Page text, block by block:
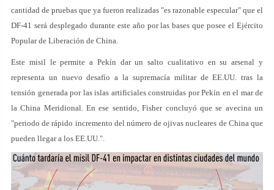
cantidad de pruebas que ya fueron realizadas "es razonable especular" que el
DF-41 será desplegado durante este año por las bases que posee el Ejército
Popular de Liberación de China.
Este misil le permite a Pekín dar un salto cualitativo en su arsenal y
representa un nuevo desafío a la supremacía militar de EE.UU. tras la
tensión generada por las islas artificiales construidas por Pekín en el mar de
la China Meridional. En ese sentido, Fisher concluyó que se avecina un
"periodo de rápido incremento del número de ojivas nucleares de China que
pueden llegar a los EE.UU.".